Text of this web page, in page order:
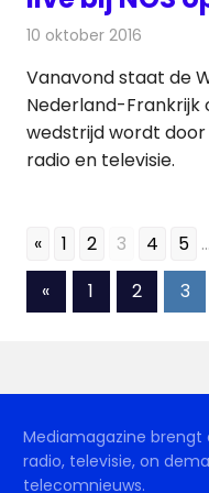
10 oktober 2016
Vanavond staat de
Nederland-
wedstrijd wordt door
radio en televisie.
« 1 2 3 4 5 ...
Berichten
«Vorige
berichten
1 2 3
Mediamagazine
radio, televisie, on
telecomnieuws.